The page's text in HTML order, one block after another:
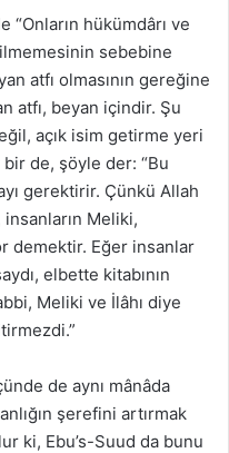
hükümdârı ve
sebebine
atfı olmasının gereğine
atfı, beyan içindir. Şu
açık isim getirme yeri
de, şöyle der: “Bu
gerektirir. Çünkü Allah
Meliki,
demektir. Eğer insanlar
elbette kitabının
Meliki ve İlâhı diye
de aynı mânâda
şerefini artırmak
ki, Ebu’s-Suud da bunu